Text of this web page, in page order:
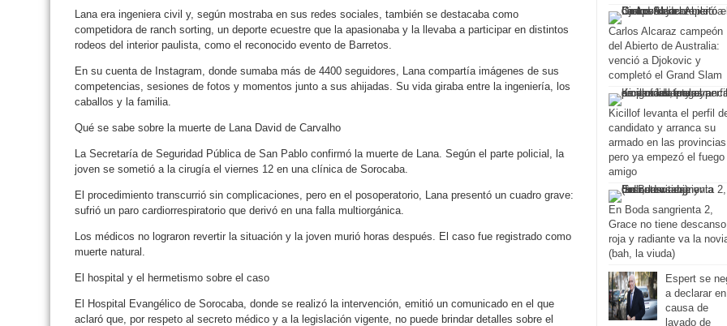
Lana era ingeniera civil y, según mostraba en sus redes sociales, también se destacaba como
competidora de ranch sorting, un deporte ecuestre que la apasionaba y la llevaba a participar en distintos
rodeos del interior paulista, como el reconocido evento de Barretos.
En su cuenta de Instagram, donde sumaba más de 4400 seguidores, Lana compartía imágenes de sus
competencias, sesiones de fotos y momentos junto a sus ahijadas. Su vida giraba entre la ingeniería, los
caballos y la familia.
Qué se sabe sobre la muerte de Lana David de Carvalho
La Secretaría de Seguridad Pública de San Pablo confirmó la muerte de Lana. Según el parte policial, la
joven se sometió a la cirugía el viernes 12 en una clínica de Sorocaba.
El procedimiento transcurrió sin complicaciones, pero en el posoperatorio, Lana presentó un cuadro grave:
sufrió un paro cardiorrespiratorio que derivó en una falla multiorgánica.
Los médicos no lograron revertir la situación y la joven murió horas después. El caso fue registrado como
muerte natural.
El hospital y el hermetismo sobre el caso
El Hospital Evangélico de Sorocaba, donde se realizó la intervención, emitió un comunicado en el que
aclaró que, por respeto al secreto médico y a la legislación vigente, no puede brindar detalles sobre el
Carlos Alcaraz campeón
del Abierto de Australia:
venció a Djokovic y
completó el Grand Slam
Kicillof levanta el perfil
candidato y arranca su
armado en las
pero ya empezó el fuego
amigo
En Boda sangrienta 2,
Grace no tiene
roja y radiante va la
(bah, la viuda)
Espert se
a declarar
causa de
lavado de